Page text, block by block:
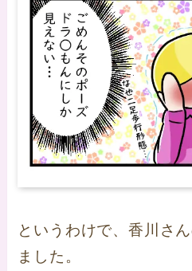
というわけで、香川さ
ました。